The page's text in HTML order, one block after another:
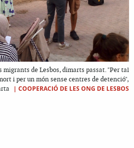
migrants de Lesbos, dimarts passat. "Per tal
i per un món sense centres de detenció",
| COOPERACIÓ DE LES ONG DE LESBOS